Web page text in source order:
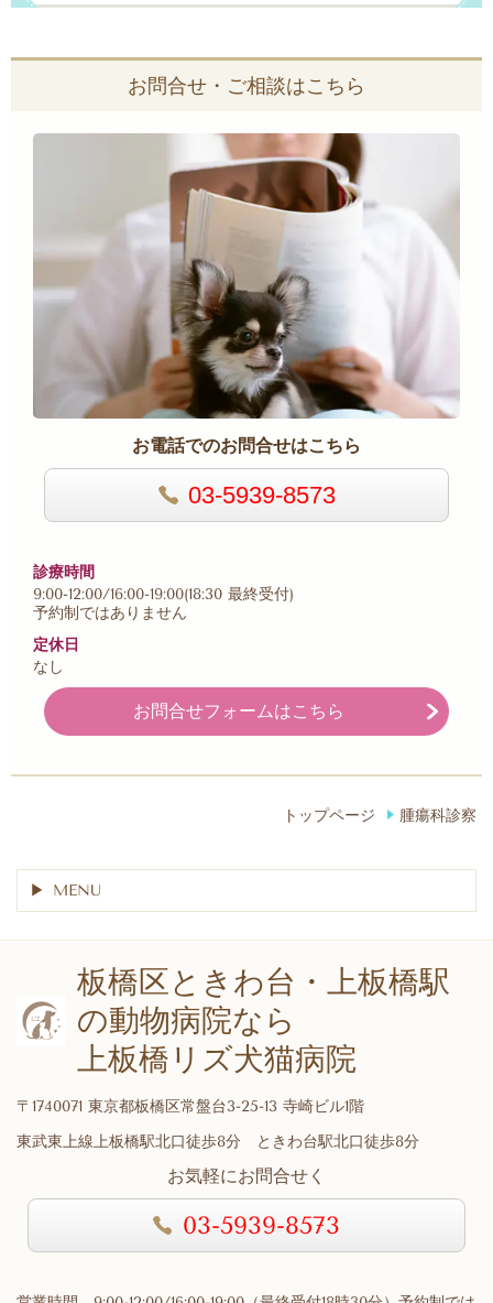
お問合せ・ご相談はこちら
お電話でのお問合せはこちら
03-5939-8573
診療時間
9:00-12:00/16:00-19:00(18:30 最終受付)
予約制ではありません
定休日
なし
お問合せフォームはこちら
トップページ 腫瘍科診察
MENU
板橋区ときわ台・上板橋駅
の動物病院なら
上板橋リズ犬猫病院
〒1740071 東京都板橋区常盤台3-25-13 寺崎ビル1階
東武東上線上板橋駅北口徒歩8分 ときわ台駅北口徒歩8分
お気軽にお問合せく
03-5939-8573